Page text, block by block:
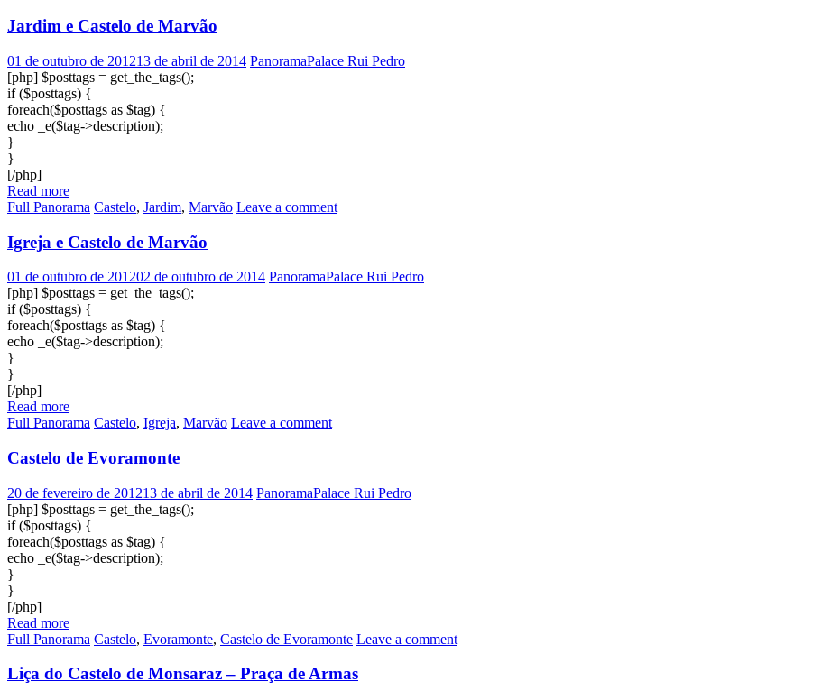
Jardim e Castelo de Marvão
01 de outubro de 201213 de abril de 2014 PanoramaPalace Rui Pedro
[php] $posttags = get_the_tags();
if ($posttags) {
foreach($posttags as $tag) {
echo _e($tag->description);
}
}
[/php]
Read more
Full Panorama Castelo, Jardim, Marvão Leave a comment
Igreja e Castelo de Marvão
01 de outubro de 201202 de outubro de 2014 PanoramaPalace Rui Pedro
[php] $posttags = get_the_tags();
if ($posttags) {
foreach($posttags as $tag) {
echo _e($tag->description);
}
}
[/php]
Read more
Full Panorama Castelo, Igreja, Marvão Leave a comment
Castelo de Evoramonte
20 de fevereiro de 201213 de abril de 2014 PanoramaPalace Rui Pedro
[php] $posttags = get_the_tags();
if ($posttags) {
foreach($posttags as $tag) {
echo _e($tag->description);
}
}
[/php]
Read more
Full Panorama Castelo, Evoramonte, Castelo de Evoramonte Leave a comment
Liça do Castelo de Monsaraz – Praça de Armas